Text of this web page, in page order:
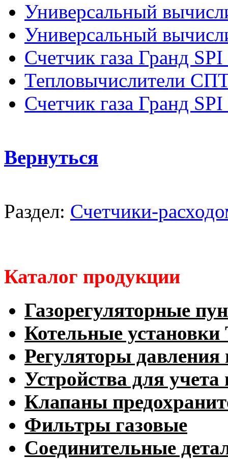
Универсальный
Универсальный
Счетчик газа Гранд
Тепловычислители
Счетчик газа Гранд
Вернуться
Раздел: Счетчики-
Каталог продукции
Газорегуляторные
Котельные
Регуляторы давления
Устройства для учета
Клапаны
Фильтры газовые
Соединительные